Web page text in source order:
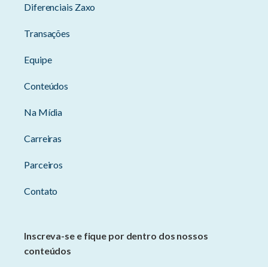
Diferenciais Zaxo
Transações
Equipe
Conteúdos
Na Mídia
Carreiras
Parceiros
Contato
Inscreva-se e fique por dentro dos nossos
conteúdos